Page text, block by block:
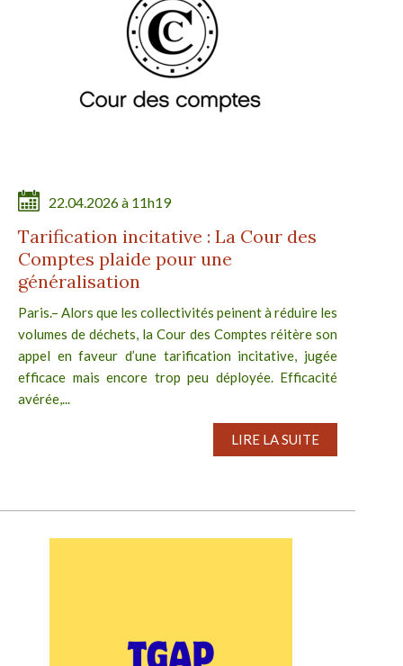
22.04.2026 à 11h19
Tarification incitative : La Cour des
Comptes plaide pour une
généralisation
Paris.– Alors que les collectivités peinent à réduire les
volumes de déchets, la Cour des Comptes réitère son
appel en faveur d’une tarification incitative, jugée
efficace mais encore trop peu déployée. Efficacité
avérée,...
LIRE LA SUITE